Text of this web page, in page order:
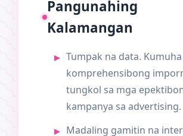
Pangunahing
Kalamangan
Tumpak na data.
komprehensibong
tungkol sa mga
kampanya sa advertising.
Madaling gamitin na